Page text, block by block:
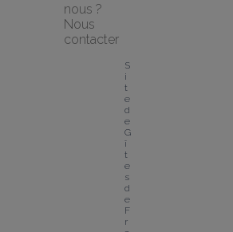
nous ?
Nous
contacter
S
i
t
e
d
e
G
î
t
e
s
d
e
F
r